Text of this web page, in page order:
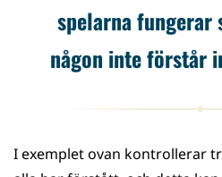
spelarna fungerar
någon inte förstår
I exemplet ovan kontrollerar